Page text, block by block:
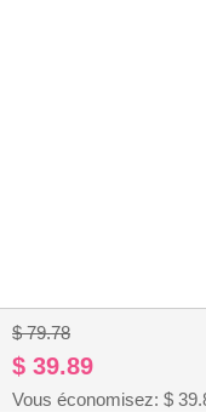
$ 79.78
$ 39.89
Vous économisez: $